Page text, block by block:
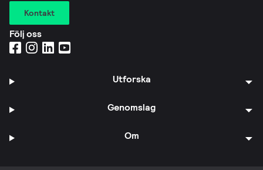
Kontakt
Följ oss
Utforska
Genomslag
Om